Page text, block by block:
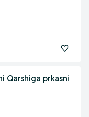
Qarshiga prkasni